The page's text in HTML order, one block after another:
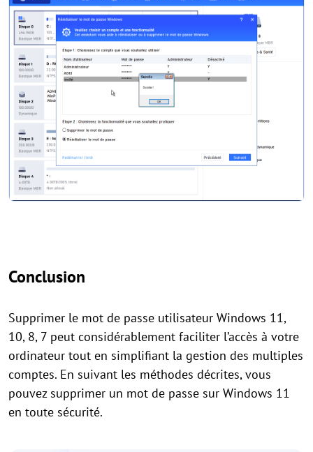
Conclusion
Supprimer le mot de passe utilisateur Windows 11,
10, 8, 7 peut considérablement faciliter l’accès à votre
ordinateur tout en simplifiant la gestion des multiples
comptes. En suivant les méthodes décrites, vous
pouvez supprimer un mot de passe sur Windows 11
en toute sécurité.